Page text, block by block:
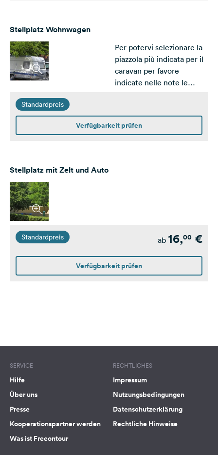
Stellplatz Wohnwagen
Per potervi selezionare la
piazzola più indicata per il
caravan per favore
indicate nelle note le
Standardpreis
Verfügbarkeit prüfen
Stellplatz mit Zelt und Auto
Standardpreis ab 16,00 €
Verfügbarkeit prüfen
SERVICE
Hilfe
Über uns
Presse
Kooperationspartner werden
Was ist Freeontour
RECHTLICHES
Impressum
Nutzungsbedingungen
Datenschutzerklärung
Rechtliche Hinweise